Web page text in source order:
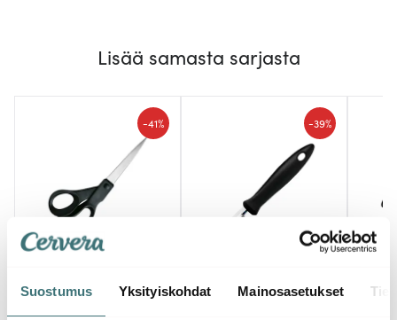
Suostumus Yksityiskohdat Mainosasetukset
Lisää samasta sarjasta
Essential Yleissakset 21
-41%
Fiskars
-39%